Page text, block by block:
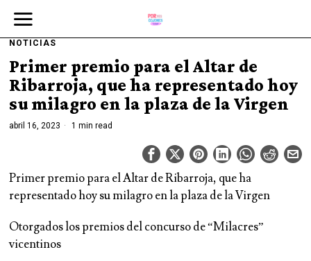
NOTICIAS
Primer premio para el Altar de
Ribarroja, que ha representado hoy
su milagro en la plaza de la Virgen
abril 16, 2023 1 min read
Primer premio para el Altar de Ribarroja, que ha
representado hoy su milagro en la plaza de la Virgen
Otorgados los premios del concurso de “Milacres”
vicentinos